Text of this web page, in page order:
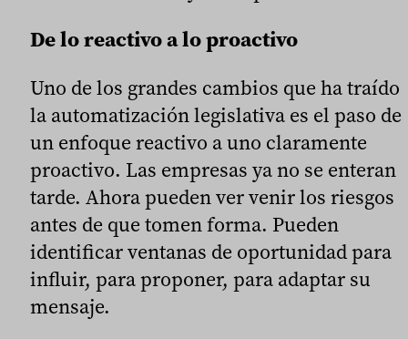
De lo reactivo a lo proactivo
Uno de los grandes cambios que ha traído
la automatización legislativa es el paso de
un enfoque reactivo a uno claramente
proactivo. Las empresas ya no se enteran
tarde. Ahora pueden ver venir los riesgos
antes de que tomen forma. Pueden
identificar ventanas de oportunidad para
influir, para proponer, para adaptar su
mensaje.